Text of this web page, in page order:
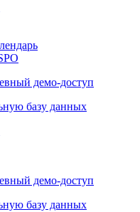
демо-доступ
базу данных
демо-доступ
базу данных